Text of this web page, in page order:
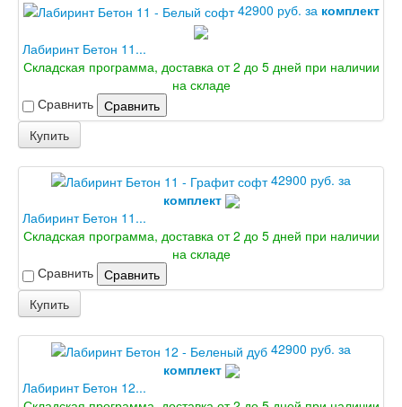
42900 руб. за комплект
Лабиринт Бетон 11...
Складская программа, доставка от 2 до 5 дней при наличии
на складе
Сравнить Сравнить
Купить
42900 руб. за
комплект
Лабиринт Бетон 11...
Складская программа, доставка от 2 до 5 дней при наличии
на складе
Сравнить Сравнить
Купить
42900 руб. за
комплект
Лабиринт Бетон 12...